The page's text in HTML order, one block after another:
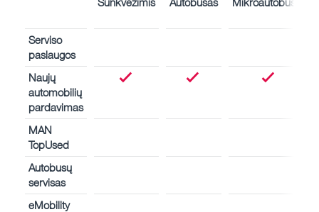
Serviso
paslaugos
Naujų
automobilių
pardavimas
MAN
TopUsed
Autobusų
servisas
eMobility